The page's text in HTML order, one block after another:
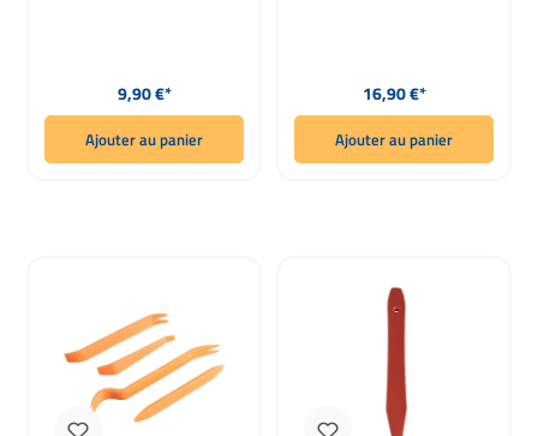
Prix régulier :
9,90 €*
Ajouter au panier
Prix régulier :
16,90 €*
Ajouter au panier